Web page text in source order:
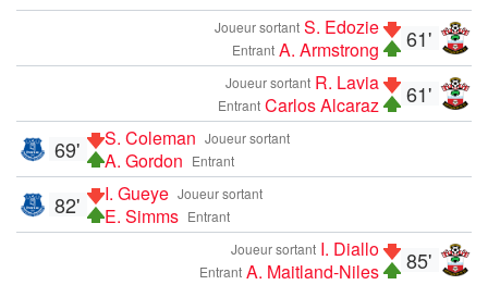
61'
Joueur sortant S. Edozie
Entrant A. Armstrong
61'
Joueur sortant R. Lavia
Entrant Carlos Alcaraz
Joueur sortant
S. Coleman
Entrant
A. Gordon
69'
Joueur sortant
I. Gueye
Entrant
E. Simms
82'
85'
Joueur sortant I. Diallo
Entrant A. Maitland-Niles